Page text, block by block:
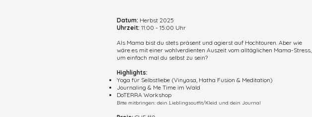
Datum: Herbst 2025
Uhrzeit: 11:00 - 15:00 Uhr
Als Mama bist du stets präsent und agierst auf Hochtouren. Aber wie
wäre es mit einer wohlverdienten Auszeit vom alltäglichen Mama-Stress,
um einfach mal du selbst zu sein?
Highlights:
Yoga für Selbstliebe (Vinyasa, Hatha Fusion & Meditation)
Journaling & Me Time im Wald
DoTERRA Workshop
Bitte mitbringen: dein Lieblingsoutfit/Kleid und dein Journal